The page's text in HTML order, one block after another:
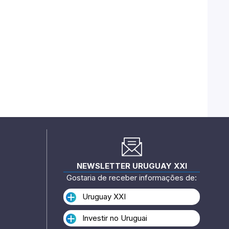
NEWSLETTER URUGUAY XXI
Gostaria de receber informações de:
Uruguay XXI
Investir no Uruguai